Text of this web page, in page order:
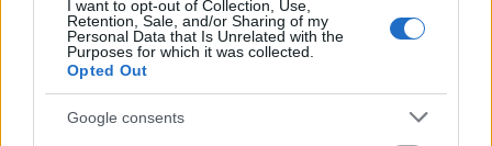
I want to opt-out of Collection, Use,
Retention, Sale, and/or Sharing of my
Personal Data that Is Unrelated with the
Purposes for which it was collected.
Opted Out
Google consents
Alfahidroxiacizii sunt de asemenea un ingredient
frecvent intalnit in aceste creme, care
regenereaza celulele si amelioreaza vizibilitatea
vergeturilor.